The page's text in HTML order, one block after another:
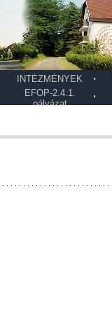
INTÉZMÉNYEK
EFOP-2.4.1.
pályázat